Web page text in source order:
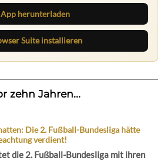
App herunterladen
Suite installieren
zehn Jahren...
Die 2. Fußball-Bundesliga hätte
verdient!
die 2. Fußball-Bundesliga mit ihren